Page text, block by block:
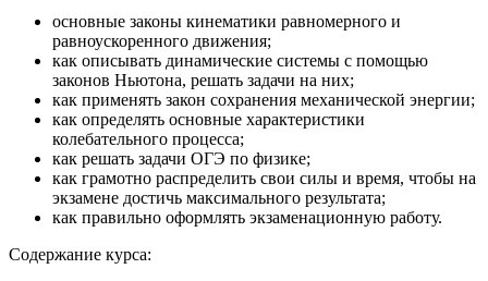
основные законы кинематики равномерного и
равноускоренного движения;
как описывать динамические системы с помощью
законов Ньютона, решать задачи на них;
как применять закон сохранения механической энергии;
как определять основные характеристики
колебательного процесса;
как решать задачи ОГЭ по физике;
как грамотно распределить свои силы и время, чтобы на
экзамене достичь максимального результата;
как правильно оформлять экзаменационную работу.
Содержание курса: